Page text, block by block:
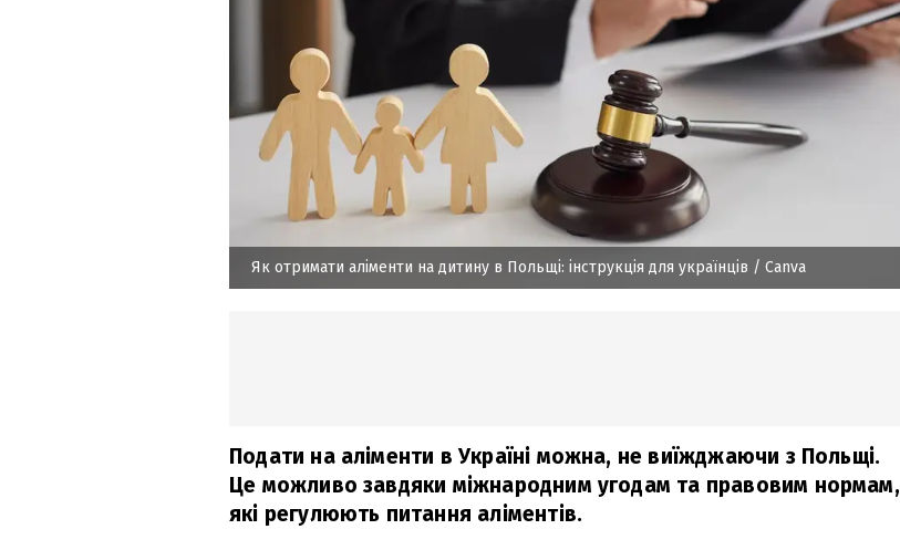
Як отримати аліменти на дитину в Польщі: інструкція для українців / Canva
Подати на аліменти в Україні можна, не виїжджаючи з Польщі.
Це можливо завдяки міжнародним угодам та правовим нормам,
які регулюють питання аліментів.